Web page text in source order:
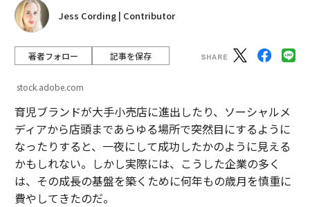
Jess Cording | Contributor
著者フォロー 記事を保存
stock.adobe.com
育児ブランドが大手小売店に進出したり、ソーシャルメ
ディアから店頭まであらゆる場所で突然目にするように
なったりすると、一夜にして成功したかのように見える
かもしれない。しかし実際には、こうした企業の多く
は、その成長の基盤を築くために何年もの歳月を慎重に
費やしてきたのだ。